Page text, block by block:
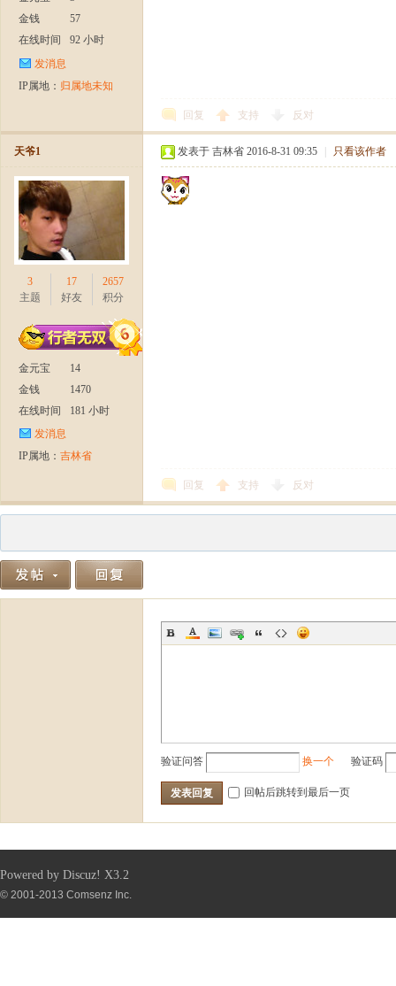
金钱
57
在线时间
92 小时
发消息
IP属地： 归属地未知
回复 支持 反对
天爷1
3
主题
17
好友
2657
积分
金元宝
14
金钱
1470
在线时间
181 小时
发消息
IP属地： 吉林省
发表于 吉林省 2016-8-31 09:35 只看该作者
回复 支持 反对
验证问答 换一个 验证码
发表回复 回帖后跳转到最后一页
Powered by Discuz! X3.2
© 2001-2013 Comsenz Inc.